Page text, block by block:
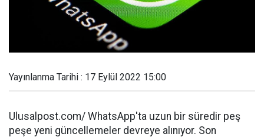
Yayınlanma Tarihi : 17 Eylül 2022 15:00
Ulusalpost.com/ WhatsApp'ta uzun bir süredir peş
peşe yeni güncellemeler devreye alınıyor. Son